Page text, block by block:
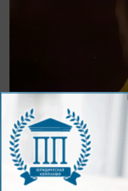
сегодня в 09:28
Общество
Знойный день в